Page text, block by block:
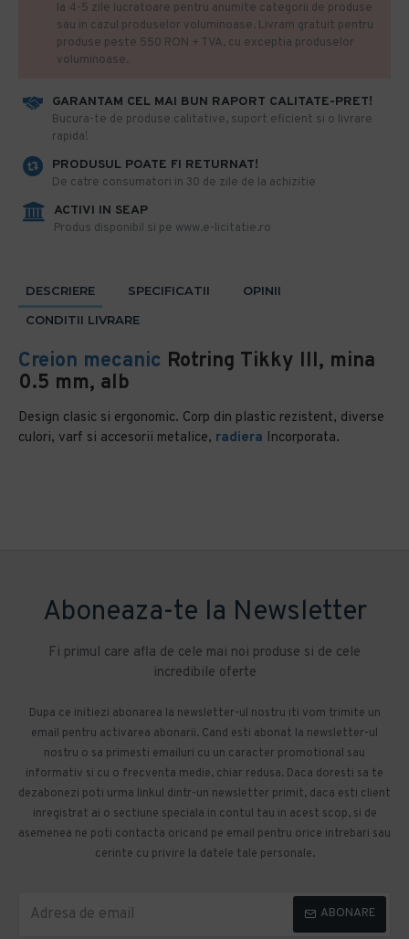
GARANTAM CEL MAI BUN RAPORT CALITATE-PRET!
​Bucura-te de produse calitative, suport eficient si o livrare
rapida!
PRODUSUL POATE FI RETURNAT!
De catre consumatori in 30 de zile de la achizitie
ACTIVI IN SEAP
Produs disponibil si pe www.e-licitatie.ro
la 4-5 zile lucratoare pentru anumite categorii de produse
sau in cazul produselor voluminoase. Livram gratuit pentru
produse peste 550 RON + TVA, cu exceptia produselor
voluminoase.
DESCRIERE SPECIFICATII
OPINII
CONDITII LIVRARE
Creion mecanic Rotring Tikky III, mina
0.5 mm, alb
Design clasic si ergonomic. Corp din plastic rezistent, diverse
culori, varf si accesorii metalice, radiera Incorporata.
Aboneaza-te la Newsletter
Fi primul care afla de cele mai noi produse si de cele
incredibile oferte
Dupa ce initiezi abonarea la newsletter-ul nostru iti vom trimite un
email pentru activarea abonarii. Cand esti abonat la newsletter-ul
nostru o sa primesti emailuri cu un caracter promotional sau
informativ si cu o frecventa medie, chiar redusa. Daca doresti sa te
dezabonezi poti urma linkul dintr-un newsletter primit, daca esti client
inregistrat ai o sectiune speciala in contul tau in acest scop, si de
asemenea ne poti contacta oricand pe email pentru orice intrebari sau
cerinte cu privire la datele tale personale.
ABONARE